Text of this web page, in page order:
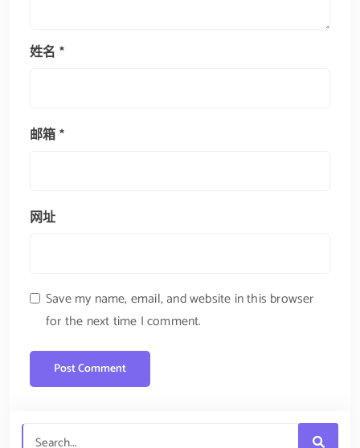
姓名 *
邮箱*
网址
Save my name, email, and website in this browser
for the next time I comment.